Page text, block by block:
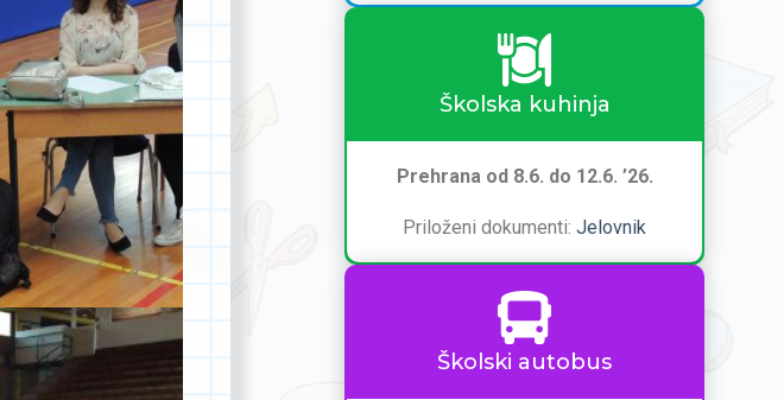
Školska kuhinja
Prehrana od 8.6. do 12.6. ’26.
Priloženi dokumenti:Jelovnik
Školski autobus